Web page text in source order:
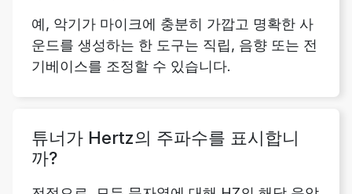
예, 악기가 마이크에 충분히 가깝고 명확한 사
운드를 생성하는 한 도구는 직립, 음향 또는 전
기베이스를 조정할 수 있습니다.
튜너가 Hertz의 주파수를 표시합니
까?